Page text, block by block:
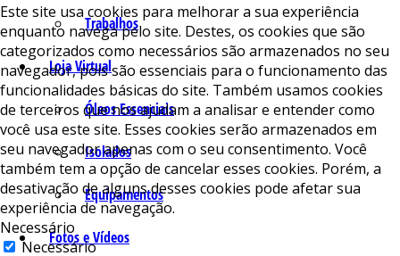
Trabalhos
Loja Virtual
Óleos Essenciais
Isolados
Equipamentos
Fotos e Vídeos
Este site usa cookies para melhorar a sua experiência
enquanto navega pelo site. Destes, os cookies que são
categorizados como necessários são armazenados no seu
navegador, pois são essenciais para o funcionamento das
funcionalidades básicas do site. Também usamos cookies
de terceiros que nos ajudam a analisar e entender como
você usa este site. Esses cookies serão armazenados em
seu navegador apenas com o seu consentimento. Você
também tem a opção de cancelar esses cookies. Porém, a
desativação de alguns desses cookies pode afetar sua
experiência de navegação.
Necessário
Necessário